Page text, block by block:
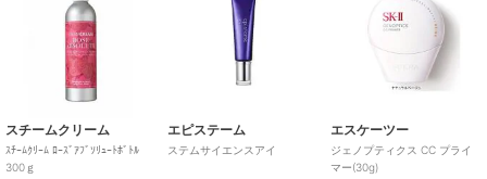
スチームクリーム
ｽﾁｰﾑｸﾘｰﾑ ﾛｰｽﾞｱﾌﾞｿﾘｭｰﾄﾎﾞﾄﾙ
300ｇ
エピステーム
ステムサイエンスアイ
エスケーツー
ジェノプティクス CC プライ
マー(30g)